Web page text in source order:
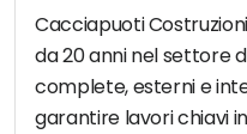
Cacciapuoti
da 20 anni nel settore
complete, esterni e
garantire lavori chiavi